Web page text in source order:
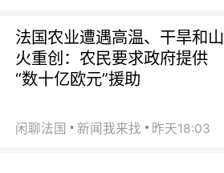
法国农业遭遇高温、干旱和山
火重创：农民要求政府提供
“数十亿欧元”援助
闲聊法国 新闻我来找 昨天18:03